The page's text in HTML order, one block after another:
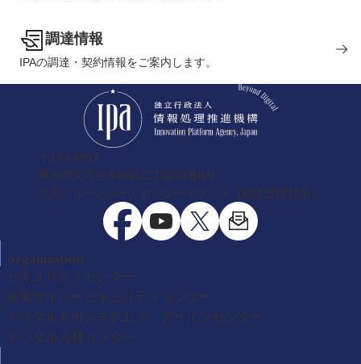
調達情報
IPAの調達・契約情報をご案内します。
〒113-6591
東京都文京区本駒込二丁目28番8号
文京グリーンコートセンターオフィス（総合受付13階）
organization
セキュリティセンター
産業サイバーセキュリティセンター
デジタル＆AIシステムズ・デザインセンター
デジタル人材センター